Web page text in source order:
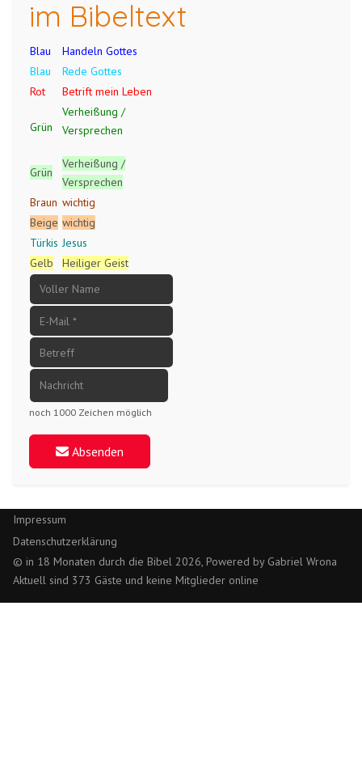
im Bibeltext
Blau
Handeln Gottes
Blau
Rede Gottes
Rot
Betrift mein Leben
Grün
Verheißung /
Versprechen
Grün
Verheißung /
Versprechen
Braun wichtig
Beige wichtig
Türkis Jesus
Gelb
Heiliger Geist
noch 1000 Zeichen möglich
Absenden
Impressum
Datenschutzerklärung
© in 18 Monaten durch die Bibel 2026, Powered by Gabriel Wrona
Aktuell sind 373 Gäste und keine Mitglieder online